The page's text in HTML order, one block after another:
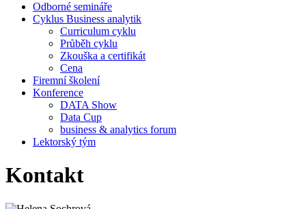
Odborné semináře
Cyklus Business analytik
Curriculum cyklu
Průběh cyklu
Zkouška a certifikát
Cena
Firemní školení
Konference
DATA Show
Data Cup
business & analytics forum
Lektorský tým
Kontakt